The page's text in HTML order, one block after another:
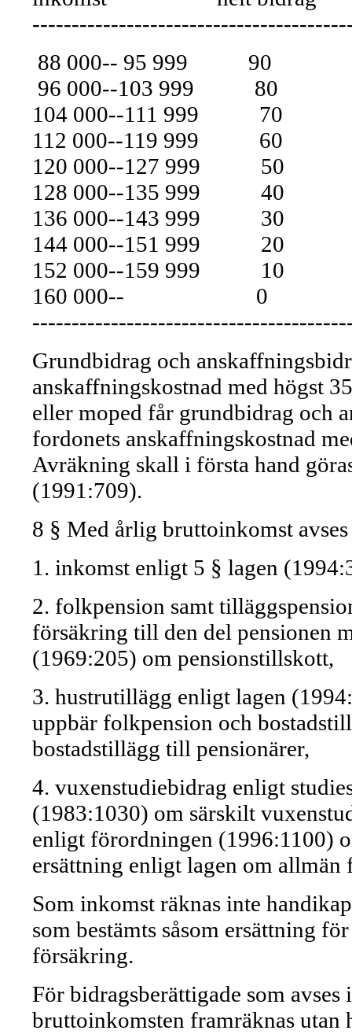
88 000-- 95 999 90
96 000--103 999
104 000--111 999
112 000--119 999
120 000--127 999
128 000--135 999
136 000--143 999
144 000--151 999
152 000--159 999
160 000--
Grundbidrag och
anskaffningskostnad med högst
eller moped får grundbidrag och
fordonets anskaffningskostnad
Avräkning skall i första hand
(1991:709).
8 § Med årlig bruttoinkomst avses
1. inkomst enligt 5 § lagen
2. folkpension samt
försäkring till den del pensionen
(1969:205) om pensionstillskott,
3. hustrutillägg enligt lagen
uppbär folkpension och
bostadstillägg till pensionärer,
4. vuxenstudiebidrag enligt
(1983:1030) om särskilt
enligt förordningen (1996:1100)
ersättning enligt lagen om allmän
Som inkomst räknas inte
som bestämts såsom ersättning
försäkring.
För bidragsberättigade som
bruttoinkomsten framräknas utan